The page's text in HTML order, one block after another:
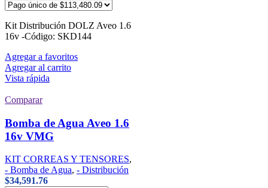
Kit Distribución DOLZ Aveo 1.6
16v -Código: SKD144
Agregar a favoritos
Agregar al carrito
Vista rápida
Comparar
Bomba de Agua Aveo 1.6
16v VMG
KIT CORREAS Y TENSORES,
- Bomba de Agua, - Distribución
$34,591.76